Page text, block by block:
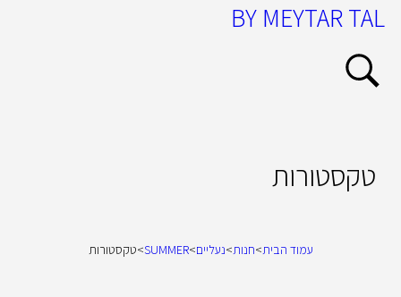
BY MEYTAR TAL
טקסטורות
עמוד הבית>חנות>נעליים>
SUMMER
>טקסטורות